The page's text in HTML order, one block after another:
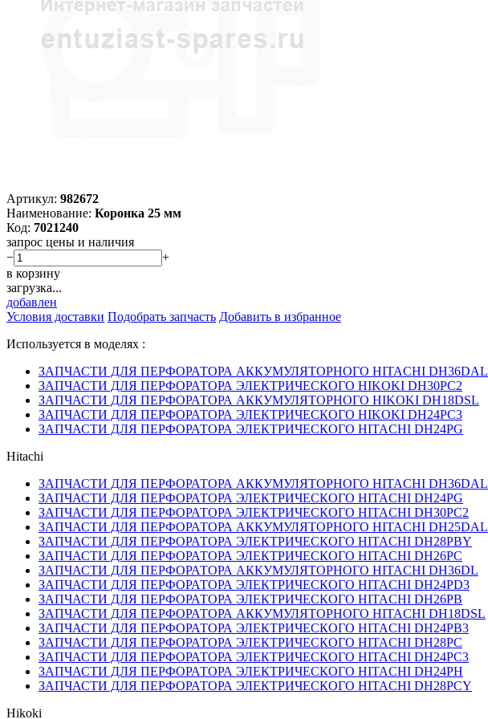
Артикул: 982672
Наименование: Коронка 25 мм
Код: 7021240
запрос цены и наличия
−
+
в корзину
загрузка...
добавлен
Условия доставки Подобрать запчасть Добавить в избранное
Используется в моделях :
ЗАПЧАСТИ ДЛЯ ПЕРФОРАТОРА АККУМУЛЯТОРНОГО HITACHI DH36DAL
ЗАПЧАСТИ ДЛЯ ПЕРФОРАТОРА ЭЛЕКТРИЧЕСКОГО HIKOKI DH30PC2
ЗАПЧАСТИ ДЛЯ ПЕРФОРАТОРА АККУМУЛЯТОРНОГО HIKOKI DH18DSL
ЗАПЧАСТИ ДЛЯ ПЕРФОРАТОРА ЭЛЕКТРИЧЕСКОГО HIKOKI DH24PC3
ЗАПЧАСТИ ДЛЯ ПЕРФОРАТОРА ЭЛЕКТРИЧЕСКОГО HITACHI DH24PG
Hitachi
ЗАПЧАСТИ ДЛЯ ПЕРФОРАТОРА АККУМУЛЯТОРНОГО HITACHI DH36DAL
ЗАПЧАСТИ ДЛЯ ПЕРФОРАТОРА ЭЛЕКТРИЧЕСКОГО HITACHI DH24PG
ЗАПЧАСТИ ДЛЯ ПЕРФОРАТОРА ЭЛЕКТРИЧЕСКОГО HITACHI DH30PC2
ЗАПЧАСТИ ДЛЯ ПЕРФОРАТОРА АККУМУЛЯТОРНОГО HITACHI DH25DAL
ЗАПЧАСТИ ДЛЯ ПЕРФОРАТОРА ЭЛЕКТРИЧЕСКОГО HITACHI DH28PBY
ЗАПЧАСТИ ДЛЯ ПЕРФОРАТОРА ЭЛЕКТРИЧЕСКОГО HITACHI DH26PC
ЗАПЧАСТИ ДЛЯ ПЕРФОРАТОРА АККУМУЛЯТОРНОГО HITACHI DH36DL
ЗАПЧАСТИ ДЛЯ ПЕРФОРАТОРА ЭЛЕКТРИЧЕСКОГО HITACHI DH24PD3
ЗАПЧАСТИ ДЛЯ ПЕРФОРАТОРА ЭЛЕКТРИЧЕСКОГО HITACHI DH26PB
ЗАПЧАСТИ ДЛЯ ПЕРФОРАТОРА АККУМУЛЯТОРНОГО HITACHI DH18DSL
ЗАПЧАСТИ ДЛЯ ПЕРФОРАТОРА ЭЛЕКТРИЧЕСКОГО HITACHI DH24PB3
ЗАПЧАСТИ ДЛЯ ПЕРФОРАТОРА ЭЛЕКТРИЧЕСКОГО HITACHI DH28PC
ЗАПЧАСТИ ДЛЯ ПЕРФОРАТОРА ЭЛЕКТРИЧЕСКОГО HITACHI DH24PC3
ЗАПЧАСТИ ДЛЯ ПЕРФОРАТОРА ЭЛЕКТРИЧЕСКОГО HITACHI DH24PH
ЗАПЧАСТИ ДЛЯ ПЕРФОРАТОРА ЭЛЕКТРИЧЕСКОГО HITACHI DH28PCY
Hikoki